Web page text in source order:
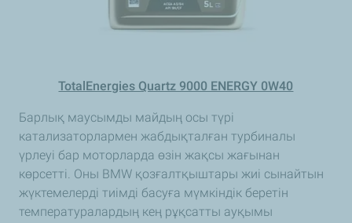
TotalEnergies Quartz 9000 ENERGY 0W40
Барлық маусымды майдың осы түрі
катализаторлармен жабдықталған турбиналы
үрлеуі бар моторларда өзін жақсы жағынан
көрсетті. Оны BMW қозғалтқыштары жиі сынайтын
жүктемелерді тиімді басуға мүмкіндік беретін
температуралардың кең рұқсатты ауқымы